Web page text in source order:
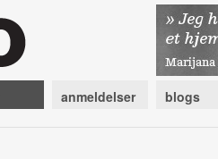
anmeldelser blogs